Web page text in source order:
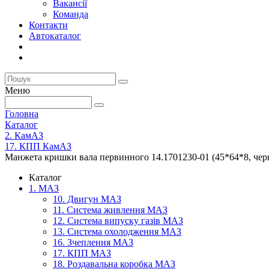
Вакансії
Команда
Контакти
Автокаталог
Меню
Головна
Каталог
2. КамАЗ
17. КПП КамАЗ
Манжета кришки вала первинного 14.1701230-01 (45*64*8,
Каталог
1. МАЗ
10. Двигун МАЗ
11. Система живлення МАЗ
12. Система випуску газів МАЗ
13. Система охолодження МАЗ
16. Зчеплення МАЗ
17. КПП МАЗ
18. Роздавальна коробка МАЗ